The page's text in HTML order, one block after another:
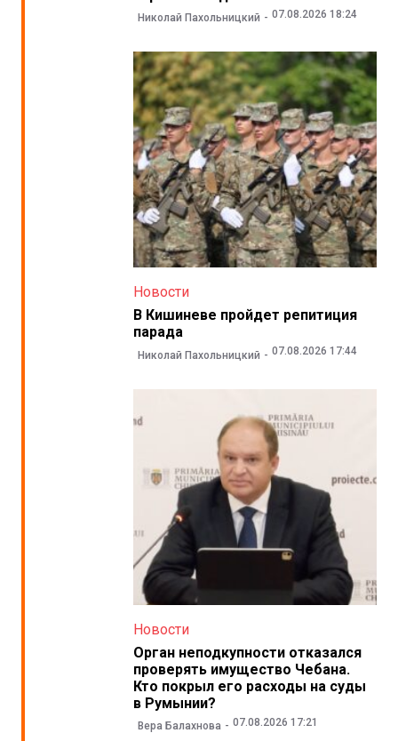
Николай Пахольницкий 07.08.2026 18:24
Новости
В Кишиневе пройдет репитиция
парада
Николай Пахольницкий 07.08.2026 17:44
Новости
Орган неподкупности отказался
проверять имущество Чебана.
Кто покрыл его расходы на суды
в Румынии?
Вера Балахнова 07.08.2026 17:21